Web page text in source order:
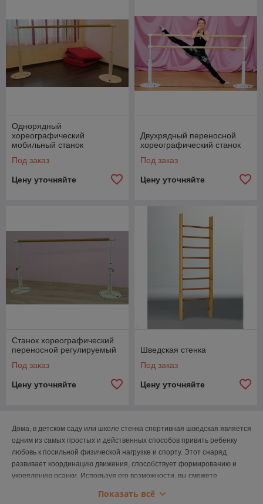
Однорядный
хореографический
мобильный станок
Под заказ
Цену уточняйте
Двухрядный переносной
хореографический станок
Под заказ
Цену уточняйте
Станок хореографический
переносной регулируемый
Под заказ
Цену уточняйте
Шведская стенка
Под заказ
Цену уточняйте
Дома, в детском саду или школе стенка спортивная шведская является
одним из самых простых и действенных способов привить ребенку
любовь к посильной физической нагрузке и спорту. Этот снаряд
развивает координацию движения, способствует формированию и
укреплению осанки. Используя его возможности, вы сможете
взрослых и состоявшихся спортсменов.
Показать всё